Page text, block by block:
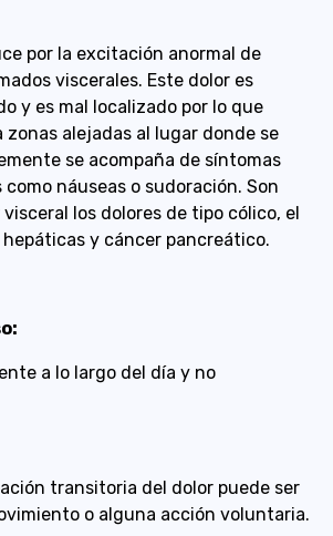
por la excitación anormal de
viscerales. Este dolor es
y es mal localizado por lo que
zonas alejadas al lugar donde se
se acompaña de síntomas
náuseas o sudoración. Son
los dolores de tipo cólico, el
y cáncer pancreático.
a lo largo del día y no
transitoria del dolor puede ser
o alguna acción voluntaria.